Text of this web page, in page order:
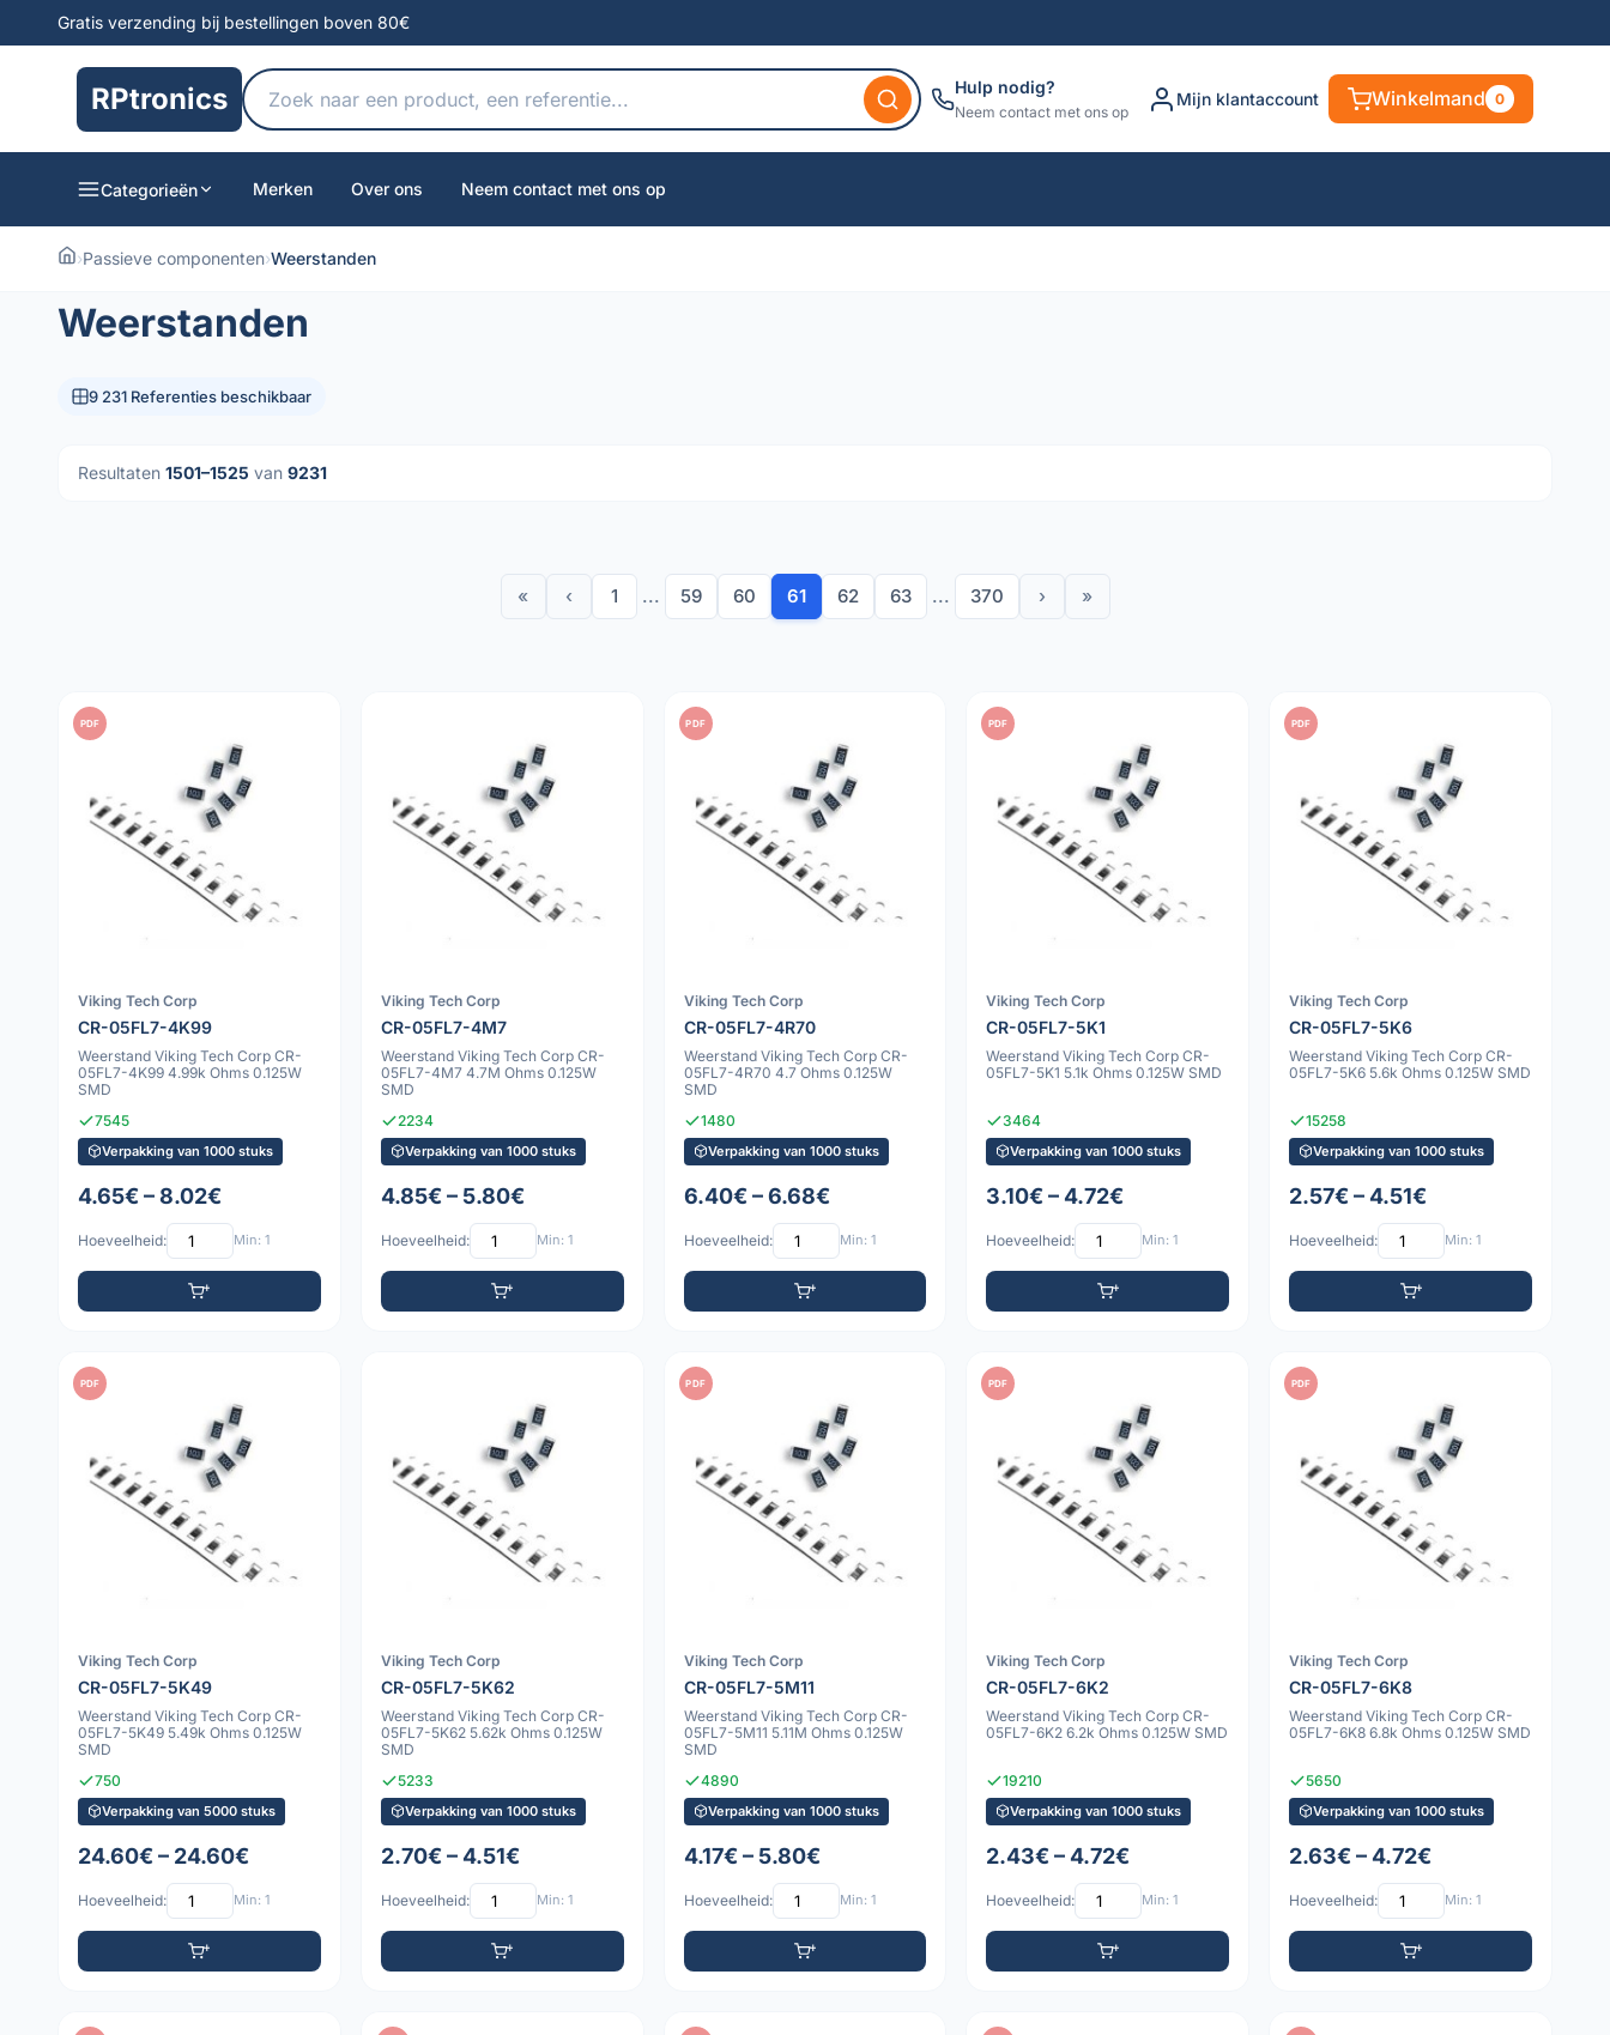
Gratis verzending bij bestellingen boven 80€
RPtronics Hulp nodig?
Neem contact met ons op
Mijn klantaccount Winkelmand 0
Categorieën Merken Over ons Neem contact met ons op
›Passieve componenten›Weerstanden
Weerstanden
9 231 Referenties beschikbaar
Resultaten 1501–1525 van 9231
« ‹ 1 ... 59 60 61 62 63 ... 370 › »
PDF
Viking Tech Corp
CR-05FL7-4K99
Weerstand Viking Tech Corp CR-
05FL7-4K99 4.99k Ohms 0.125W
SMD
7545
Verpakking van 1000 stuks
4.65€ – 8.02€
Hoeveelheid: Min: 1
Viking Tech Corp
CR-05FL7-4M7
Weerstand Viking Tech Corp CR-
05FL7-4M7 4.7M Ohms 0.125W
SMD
2234
Verpakking van 1000 stuks
4.85€ – 5.80€
Hoeveelheid: Min: 1
PDF
Viking Tech Corp
CR-05FL7-4R70
Weerstand Viking Tech Corp CR-
05FL7-4R70 4.7 Ohms 0.125W
SMD
1480
Verpakking van 1000 stuks
6.40€ – 6.68€
Hoeveelheid: Min: 1
PDF
Viking Tech Corp
CR-05FL7-5K1
Weerstand Viking Tech Corp CR-
05FL7-5K1 5.1k Ohms 0.125W SMD
3464
Verpakking van 1000 stuks
3.10€ – 4.72€
Hoeveelheid: Min: 1
PDF
Viking Tech Corp
CR-05FL7-5K6
Weerstand Viking Tech Corp CR-
05FL7-5K6 5.6k Ohms 0.125W SMD
15258
Verpakking van 1000 stuks
2.57€ – 4.51€
Hoeveelheid: Min: 1
PDF
Viking Tech Corp
CR-05FL7-5K49
Weerstand Viking Tech Corp CR-
05FL7-5K49 5.49k Ohms 0.125W
SMD
750
Verpakking van 5000 stuks
24.60€ – 24.60€
Hoeveelheid: Min: 1
Viking Tech Corp
CR-05FL7-5K62
Weerstand Viking Tech Corp CR-
05FL7-5K62 5.62k Ohms 0.125W
SMD
5233
Verpakking van 1000 stuks
2.70€ – 4.51€
Hoeveelheid: Min: 1
PDF
Viking Tech Corp
CR-05FL7-5M11
Weerstand Viking Tech Corp CR-
05FL7-5M11 5.11M Ohms 0.125W
SMD
4890
Verpakking van 1000 stuks
4.17€ – 5.80€
Hoeveelheid: Min: 1
PDF
Viking Tech Corp
CR-05FL7-6K2
Weerstand Viking Tech Corp CR-
05FL7-6K2 6.2k Ohms 0.125W SMD
19210
Verpakking van 1000 stuks
2.43€ – 4.72€
Hoeveelheid: Min: 1
PDF
Viking Tech Corp
CR-05FL7-6K8
Weerstand Viking Tech Corp CR-
05FL7-6K8 6.8k Ohms 0.125W SMD
5650
Verpakking van 1000 stuks
2.63€ – 4.72€
Hoeveelheid: Min: 1